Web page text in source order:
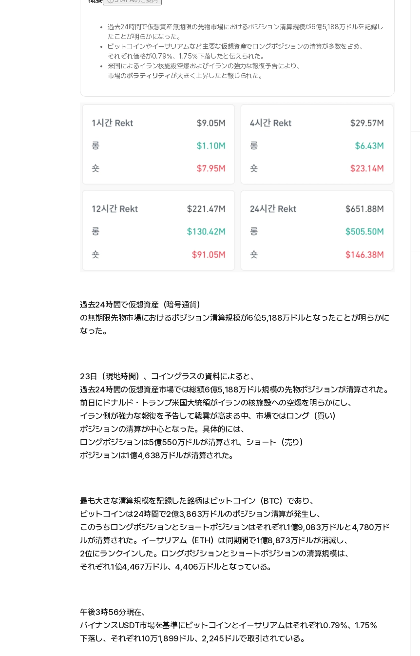
過去24時間で仮想資産無期限の先物市場におけるポジション清算規模が6億5,188万ドルを記録し
たことが明らかになった。
ビットコインやイーサリアムなど主要な仮想資産でロングポジションの清算が多数を占め、
それぞれ価格が0.79%、1.75%下落したと伝えられた。
米国によるイラン核施設空爆およびイランの強力な報復予告により、
市場のボラティリティが大きく上昇したと報じられた。
過去24時間で仮想資産（暗号通貨）
の無期限先物市場におけるポジション清算規模が6億5,188万ドルとなったことが明らかに
なった。
23日（現地時間）、コイングラスの資料によると、
過去24時間の仮想資産市場では総額6億5,188万ドル規模の先物ポジションが清算された。
前日にドナルド・トランプ米国大統領がイランの核施設への空爆を明らかにし、
イラン側が強力な報復を予告して戦雲が高まる中、市場ではロング（買い）
ポジションの清算が中心となった。具体的には、
ロングポジションは5億550万ドルが清算され、ショート（売り）
ポジションは1億4,638万ドルが清算された。
最も大きな清算規模を記録した銘柄はビットコイン（BTC）であり、
ビットコインは24時間で2億3,863万ドルのポジション清算が発生し、
このうちロングポジションとショートポジションはそれぞれ1億9,083万ドルと4,780万ド
ルが清算された。イーサリアム（ETH）は同期間で1億8,873万ドルが消滅し、
2位にランクインした。ロングポジションとショートポジションの清算規模は、
それぞれ1億4,467万ドル、4,406万ドルとなっている。
午後3時56分現在、
バイナンスUSDT市場を基準にビットコインとイーサリアムはそれぞれ0.79%、1.75%
下落し、それぞれ10万1,899ドル、2,245ドルで取引されている。